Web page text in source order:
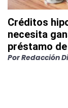
Créditos
necesita
préstamo de
PorRedacción